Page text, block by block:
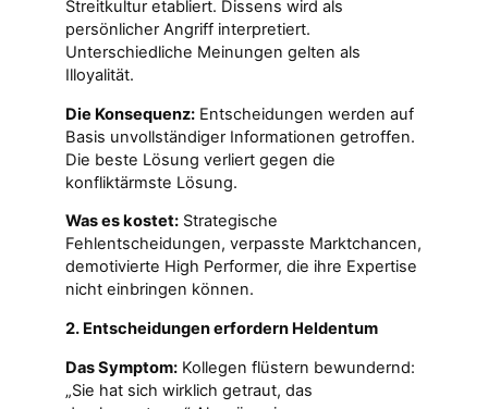
Streitkultur etabliert. Dissens wird als
persönlicher Angriff interpretiert.
Unterschiedliche Meinungen gelten als
Illoyalität.
Die Konsequenz: Entscheidungen werden auf
Basis unvollständiger Informationen getroffen.
Die beste Lösung verliert gegen die
konfliktärmste Lösung.
Was es kostet: Strategische
Fehlentscheidungen, verpasste Marktchancen,
demotivierte High Performer, die ihre Expertise
nicht einbringen können.
2. Entscheidungen erfordern Heldentum
Das Symptom: Kollegen flüstern bewundernd:
„Sie hat sich wirklich getraut, das